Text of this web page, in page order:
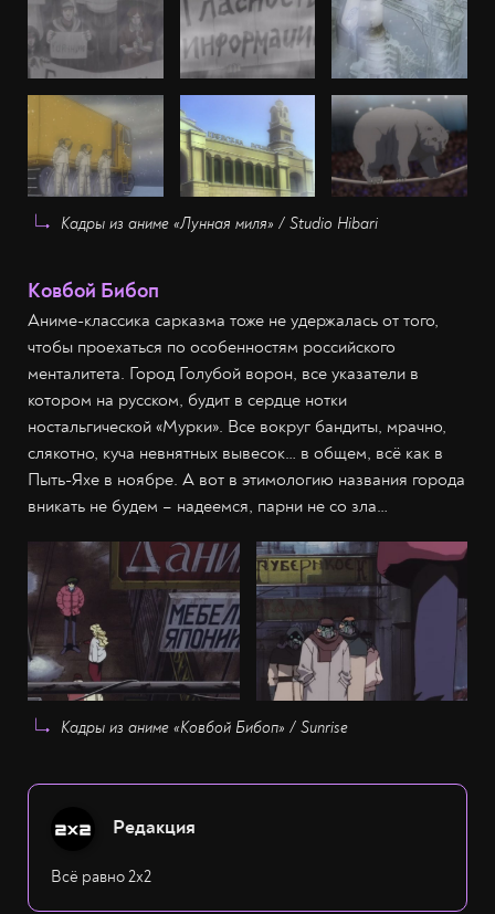
Кадры из аниме «Лунная миля» / Studio Hibari
Ковбой Бибоп
Аниме-классика сарказма тоже не удержалась от того,
чтобы проехаться по особенностям российского
менталитета. Город Голубой ворон, все указатели в
котором на русском, будит в сердце нотки
ностальгической «Мурки». Все вокруг бандиты, мрачно,
слякотно, куча невнятных вывесок… в общем, всё как в
Пыть-Яхе в ноябре. А вот в этимологию названия города
вникать не будем – надеемся, парни не со зла…
Кадры из аниме «Ковбой Бибоп» / Sunrise
Редакция
Всё равно 2х2